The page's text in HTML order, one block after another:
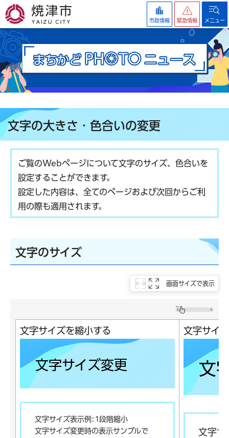
焼津市
市政情報 緊急情報 メニュー
文字の大きさ・色合いの変更
ご覧のWebページについて文字のサイズ、色合いを
設定することができます。
設定した内容は、全てのページおよび次回からご利
用の際も適用されます。
文字のサイズ
画面サイズで表示
文字サイズを縮小する
文字サイズ変更
文字サイズ表示例:1段階縮小
文字サイズ変更時の表示サンプルで
文字サイ
文
文字サ